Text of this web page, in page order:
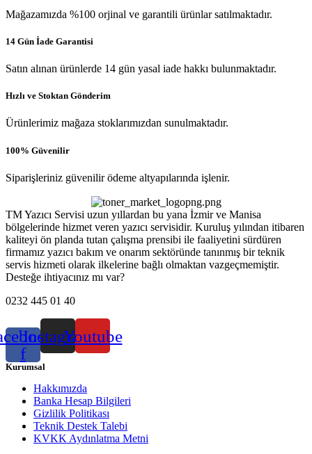
Mağazamızda %100 orjinal ve garantili ürünlar satılmaktadır.
14 Gün İade Garantisi
Satın alınan ürünlerde 14 gün yasal iade hakkı bulunmaktadır.
Hızlı ve Stoktan Gönderim
Ürünlerimiz mağaza stoklarımızdan sunulmaktadır.
100% Güvenilir
Siparişleriniz güvenilir ödeme altyapılarında işlenir.
TM Yazıcı Servisi uzun yıllardan bu yana İzmir ve Manisa
bölgelerinde hizmet veren yazıcı servisidir. Kuruluş yılından itibaren
kaliteyi ön planda tutan çalışma prensibi ile faaliyetini sürdüren
firmamız yazıcı bakım ve onarım sektöründe tanınmış bir teknik
servis hizmeti olarak ilkelerine bağlı olmaktan vazgeçmemiştir.
Desteğe ihtiyacınız mı var?
0232 445 01 40
f
InstagramYoutube
Kurumsal
Hakkımızda
Banka Hesap Bilgileri
Gizlilik Politikası
Teknik Destek Talebi
KVKK Aydınlatma Metni